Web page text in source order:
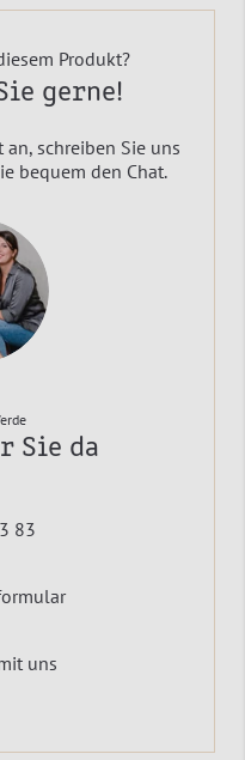
Produkt?
gerne!
schreiben Sie uns
bequem den Chat.
Sie da
83
uns